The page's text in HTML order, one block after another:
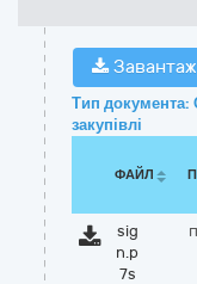
Тип
закупівлі
ФАЙЛ
sig
n.p
7s